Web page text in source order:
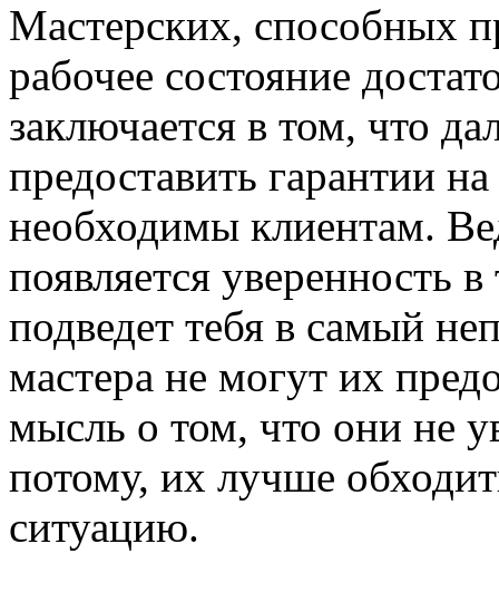
Мастерских, способных
рабочее состояние
заключается в том, что
предоставить гарантии
необходимы клиентам.
появляется уверенность
подведет тебя в самый
мастера не могут их
мысль о том, что они не
потому, их лучше
ситуацию.